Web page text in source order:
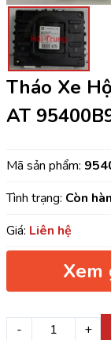
Tháo Xe
AT
Mã sản phẩm:
Tình trạng: Còn
Giá: Liên hệ
Xem
- +